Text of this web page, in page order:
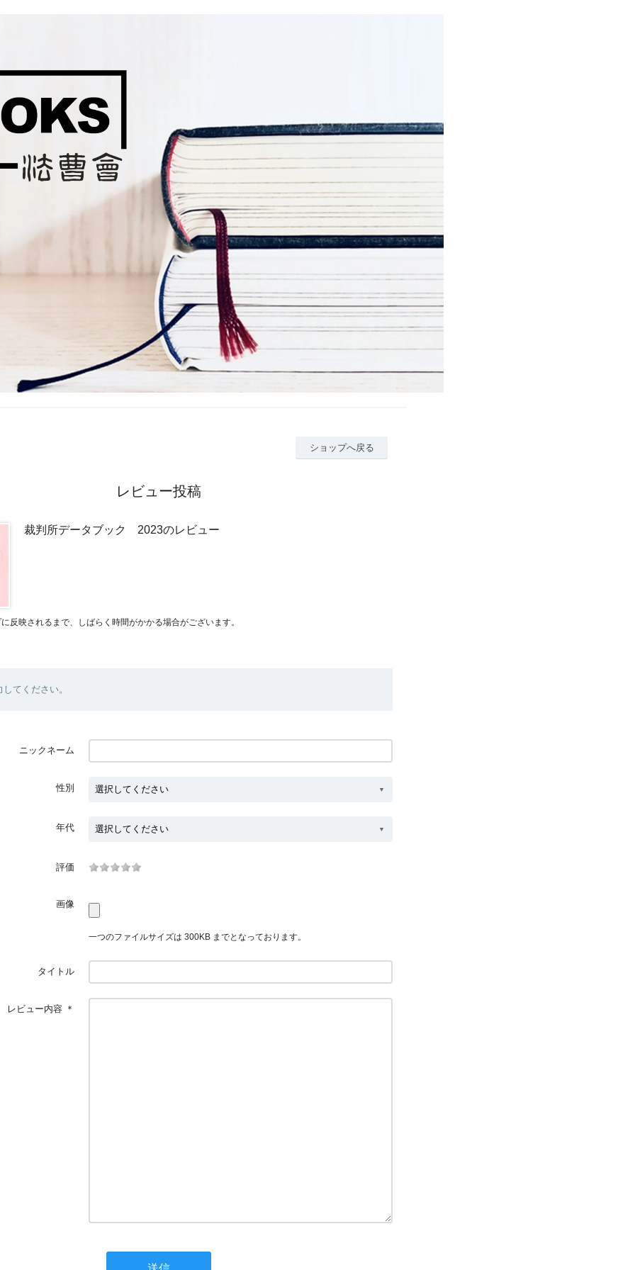
ショップへ戻る
レビュー投稿
裁判所データブック 2023のレビュー
反映されるまで、しばらく時間がかかる場合がございます。
てください。
ニックネーム
性別
年代
評価
画像
一つのファイルサイズは 300KB までとなっております。
タイトル
レビュー内容 ＊